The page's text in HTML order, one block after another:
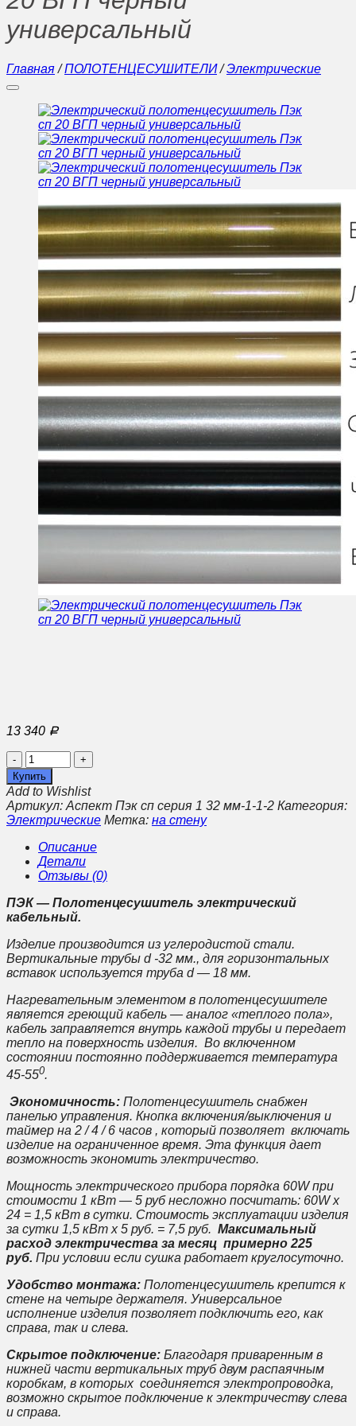
универсальный
Главная / ПОЛОТЕНЦЕСУШИТЕЛИ / Электрические
13 340 Р
Количество
Электрический
полотенцесушитель
Пэк
сп
20
ВГП
черный
универсальный
Купить
Add to Wishlist
Артикул: Аспект Пэк сп серия 1 32 мм-1-1-2 Категория:
Электрические Метка: на стену
Описание
Детали
Отзывы (0)
ПЭК — Полотенцесушитель электрический
кабельный.
Изделие производится из углеродистой стали.
Вертикальные трубы d -32 мм., для горизонтальных
вставок используется труба d — 18 мм.
Нагревательным элементом в полотенцесушителе
является греющий кабель — аналог «теплого пола»,
кабель заправляется внутрь каждой трубы и передает
тепло на поверхность изделия. Во включенном
состоянии постоянно поддерживается температура
45-550.
Экономичность: Полотенцесушитель снабжен
панелью управления. Кнопка включения/выключения и
таймер на 2 / 4 / 6 часов , который позволяет включать
изделие на ограниченное время. Эта функция дает
возможность экономить электричество.
Мощность электрического прибора порядка 60W при
стоимости 1 кВт — 5 руб несложно посчитать: 60W х
24 = 1,5 кВт в сутки. Стоимость эксплуатации изделия
за сутки 1,5 кВт х 5 руб. = 7,5 руб. Максимальный
расход электричества за месяц примерно 225
руб. При условии если сушка работает круглосуточно.
Удобство монтажа: Полотенцесушитель крепится к
стене на четыре держателя. Универсальное
исполнение изделия позволяет подключить его, как
справа, так и слева.
Скрытое подключение: Благодаря приваренным в
нижней части вертикальных труб двум распаячным
коробкам, в которых соединяется электропроводка,
возможно скрытое подключение к электричеству слева
и справа.